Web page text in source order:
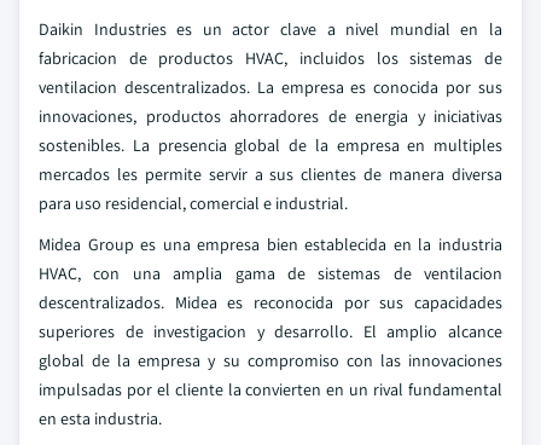
Daikin Industries es un actor clave a nivel mundial en la
fabricacion de productos HVAC, incluidos los sistemas de
ventilacion descentralizados. La empresa es conocida por sus
innovaciones, productos ahorradores de energia y iniciativas
sostenibles. La presencia global de la empresa en multiples
mercados les permite servir a sus clientes de manera diversa
para uso residencial, comercial e industrial.
Midea Group es una empresa bien establecida en la industria
HVAC, con una amplia gama de sistemas de ventilacion
descentralizados. Midea es reconocida por sus capacidades
superiores de investigacion y desarrollo. El amplio alcance
global de la empresa y su compromiso con las innovaciones
impulsadas por el cliente la convierten en un rival fundamental
en esta industria.